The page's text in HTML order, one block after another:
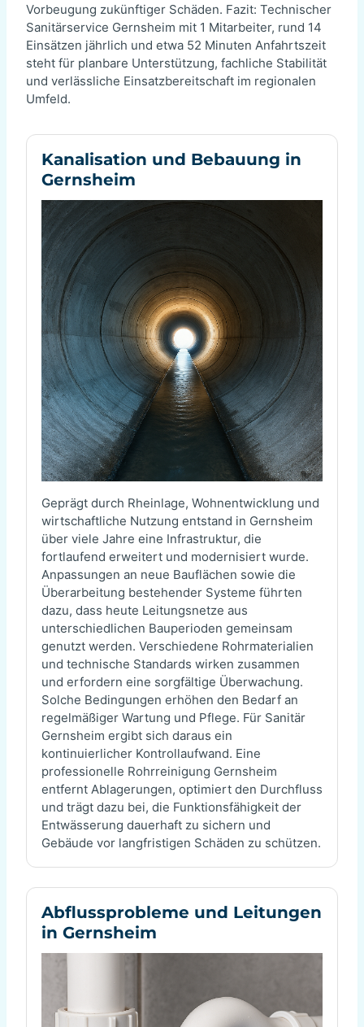
Vorbeugung zukünftiger Schäden. Fazit: Technischer
Sanitärservice Gernsheim mit 1 Mitarbeiter, rund 14
Einsätzen jährlich und etwa 52 Minuten Anfahrtszeit
steht für planbare Unterstützung, fachliche Stabilität
und verlässliche Einsatzbereitschaft im regionalen
Umfeld.
Kanalisation und Bebauung in
Gernsheim
Geprägt durch Rheinlage, Wohnentwicklung und
wirtschaftliche Nutzung entstand in Gernsheim
über viele Jahre eine Infrastruktur, die
fortlaufend erweitert und modernisiert wurde.
Anpassungen an neue Bauflächen sowie die
Überarbeitung bestehender Systeme führten
dazu, dass heute Leitungsnetze aus
unterschiedlichen Bauperioden gemeinsam
genutzt werden. Verschiedene Rohrmaterialien
und technische Standards wirken zusammen
und erfordern eine sorgfältige Überwachung.
Solche Bedingungen erhöhen den Bedarf an
regelmäßiger Wartung und Pflege. Für Sanitär
Gernsheim ergibt sich daraus ein
kontinuierlicher Kontrollaufwand. Eine
professionelle Rohrreinigung Gernsheim
entfernt Ablagerungen, optimiert den Durchfluss
und trägt dazu bei, die Funktionsfähigkeit der
Entwässerung dauerhaft zu sichern und
Gebäude vor langfristigen Schäden zu schützen.
Abflussprobleme und Leitungen
in Gernsheim